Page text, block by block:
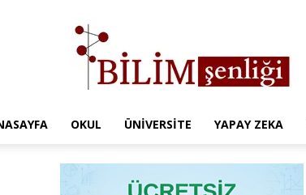
OKUL ÜNIVERSITE YAPAY ZEKA